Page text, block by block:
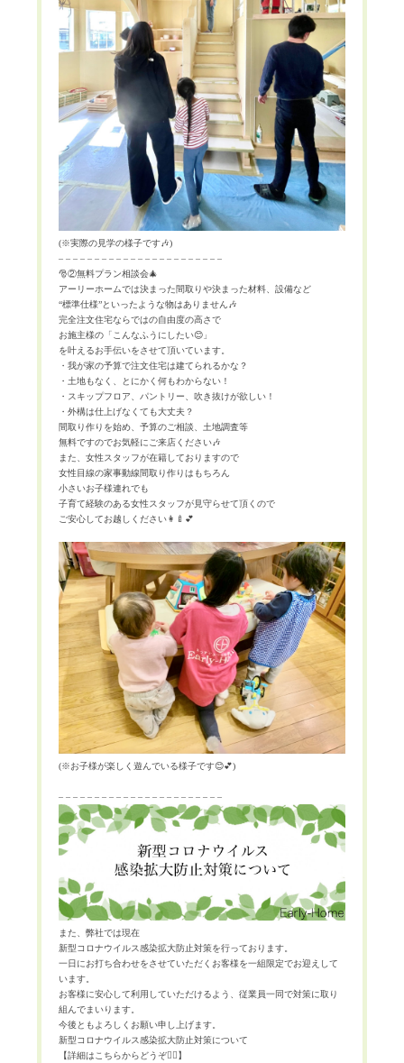
(※実際の見学の様子です🎶)
– – – – – – – – – – – – – – – – – – – – – – –
🎅②無料プラン相談会🎄
アーリーホームでは決まった間取りや決まった材料、設備など
“標準仕様”といったような物はありません🎶
完全注文住宅ならではの自由度の高さで
お施主様の「こんなふうにしたい😊 」
を叶えるお手伝いをさせて頂いています。
・我が家の予算で注文住宅は建てられるかな？
・土地もなく、とにかく何もわからない！
・スキップフロア、パントリー、吹き抜けが欲しい！
・外構は仕上げなくても大丈夫？
間取り作りを始め、予算のご相談、土地調査等
無料ですのでお気軽にご来店ください🎶
また、女性スタッフが在籍しておりますので
女性目線の家事動線間取り作りはもちろん
小さいお子様連れでも
子育て経験のある女性スタッフが見守らせて頂くので
ご安心してお越しください👩‍🍼💕
(※お子様が楽しく遊んでいる様子です😊💕)
– – – – – – – – – – – – – – – – – – – – – – –
また、弊社では現在
新型コロナウイルス感染拡大防止対策を行っております。
一日にお打ち合わせをさせていただくお客様を一組限定でお迎えして
います。
お客様に安心して利用していただけるよう、従業員一同で対策に取り
組んでまいります。
今後ともよろしくお願い申し上げます。
新型コロナウイルス感染拡大防止対策について
【詳細はこちらからどうぞ💁‍♀️ 】